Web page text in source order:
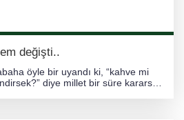
değişti..
öyle bir uyandı ki, “kahve mi
diye millet bir süre kararsız